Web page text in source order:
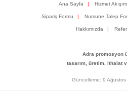
Ana Sayfa | Hizmet
Sipariş Formu | Numune Talep
Hakkımızda |
Adra promosyon
tasarım, üretim, ithalat
Güncelleme: 9